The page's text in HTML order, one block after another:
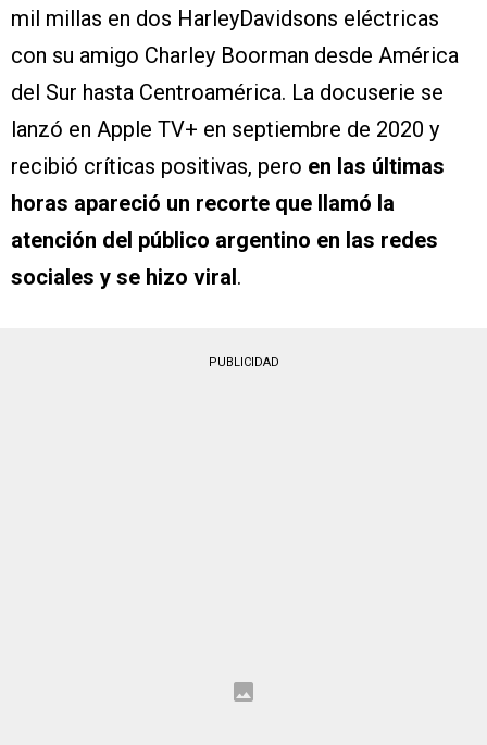
mil millas en dos HarleyDavidsons eléctricas
con su amigo Charley Boorman desde América
del Sur hasta Centroamérica. La docuserie se
lanzó en Apple TV+ en septiembre de 2020 y
recibió críticas positivas, pero en las últimas
horas apareció un recorte que llamó la
atención del público argentino en las redes
sociales y se hizo viral.
PUBLICIDAD